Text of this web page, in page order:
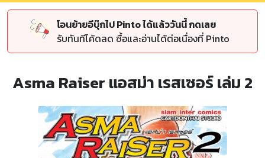
โอนย้ายอีบุ๊กไป Pinto ได้แล้ววันนี้ กดเลย
รับทันทีโค้ดลด ซื้อและอ่านได้ต่อเนื่องที่ Pinto
Asma Raiser แอสม่า เรสเซอร์ เล่ม 2